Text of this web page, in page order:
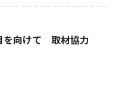
を向けて 取材協力